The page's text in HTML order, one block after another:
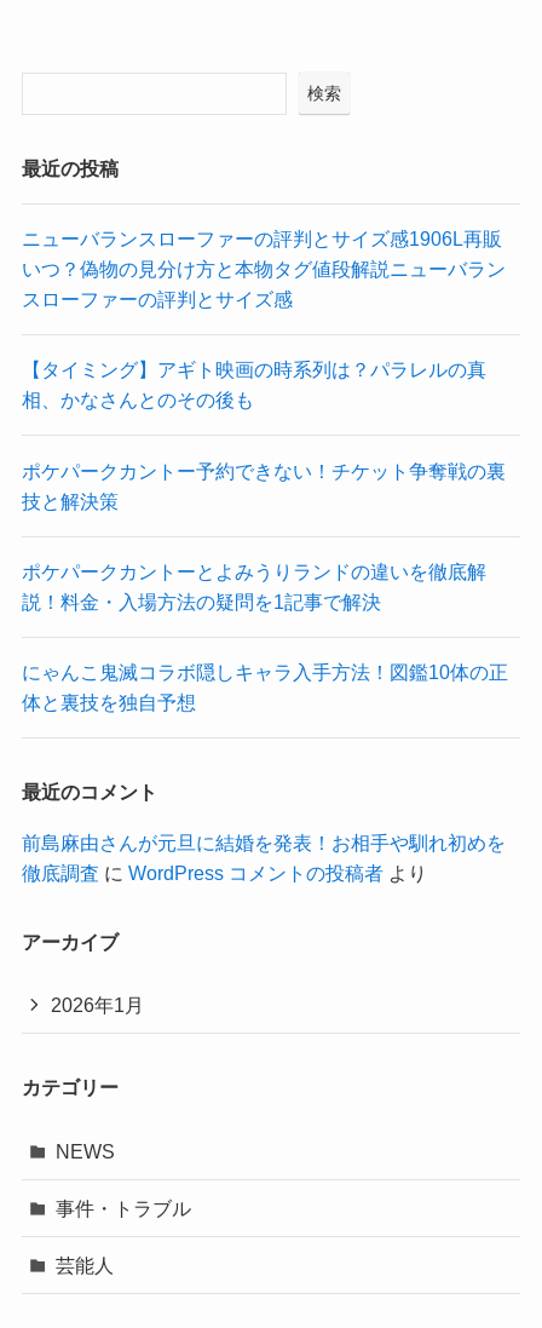
検索
最近の投稿
ニューバランスローファーの評判とサイズ感1906L再販
いつ？偽物の見分け方と本物タグ値段解説ニューバラン
スローファーの評判とサイズ感
【タイミング】アギト映画の時系列は？パラレルの真
相、かなさんとのその後も
ポケパークカントー予約できない！チケット争奪戦の裏
技と解決策
ポケパークカントーとよみうりランドの違いを徹底解
説！料金・入場方法の疑問を1記事で解決
にゃんこ鬼滅コラボ隠しキャラ入手方法！図鑑10体の正
体と裏技を独自予想
最近のコメント
前島麻由さんが元旦に結婚を発表！お相手や馴れ初めを
徹底調査 に WordPress コメントの投稿者より
アーカイブ
2026年1月
カテゴリー
NEWS
事件・トラブル
芸能人